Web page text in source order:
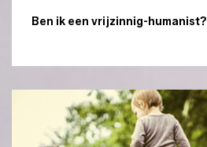
Ben ik een vrijzinnig-humanist?